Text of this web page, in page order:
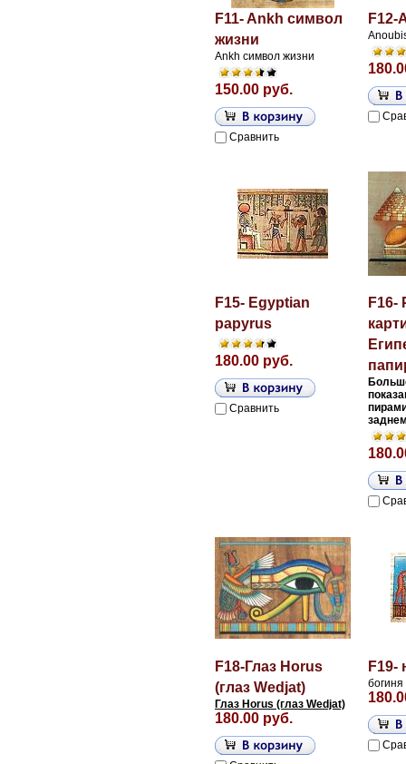
F11- Ankh символ
жизни
Ankh символ жизни
150.00 руб.
Сравнить
F12-
F15- Egyptian
papyrus
180.00 руб.
Сравнить
F16-
F18-Глаз Horus
(глаз Wedjat)
Глаз Horus (глаз Wedjat)
180.00 руб.
F19-
богиня